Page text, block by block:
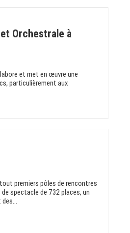
Orchestrale à
et met en œuvre une
particulièrement aux
premiers pôles de rencontres
spectacle de 732 places, un